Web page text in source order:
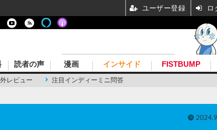
レビュー 注目インディーミニ問答
読者の声 漫画 インサイド FISTBUMP
ユーザー登録 ロ